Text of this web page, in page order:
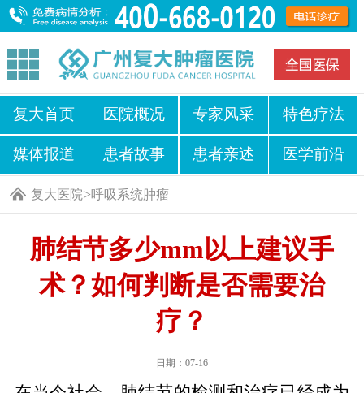
复大首页 医院概况 专家风采 特色疗法
媒体报道 患者故事 患者亲述 医学前沿
复大医院>呼吸系统肿瘤
肺结节多少mm以上建议手
术？如何判断是否需要治
疗？
日期：07-16